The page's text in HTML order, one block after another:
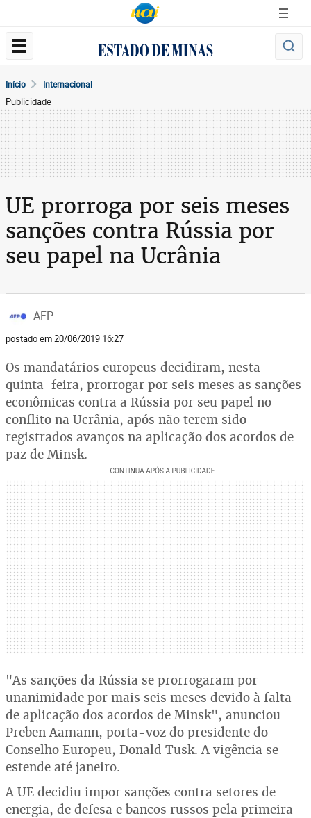
Início Internacional
Publicidade
UE prorroga por seis meses
sanções contra Rússia por
seu papel na Ucrânia
AFP
postado em 20/06/2019 16:27
Os mandatários europeus decidiram, nesta
quinta-feira, prorrogar por seis meses as sanções
econômicas contra a Rússia por seu papel no
conflito na Ucrânia, após não terem sido
registrados avanços na aplicação dos acordos de
paz de Minsk.
"As sanções da Rússia se prorrogaram por
unanimidade por mais seis meses devido à falta
de aplicação dos acordos de Minsk", anunciou
Preben Aamann, porta-voz do presidente do
Conselho Europeu, Donald Tusk. A vigência se
estende até janeiro.
A UE decidiu impor sanções contra setores de
energia, de defesa e bancos russos pela primeira